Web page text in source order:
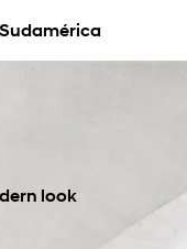
look